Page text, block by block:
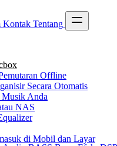
Kontak Tentang
Offline
Secara Otomatis
Musik Anda
NAS
di Mobil dan Layar